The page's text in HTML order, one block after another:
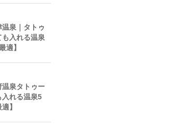
温泉｜タトゥ
入れる温泉
適】
温泉タトゥー
れる温泉5
】